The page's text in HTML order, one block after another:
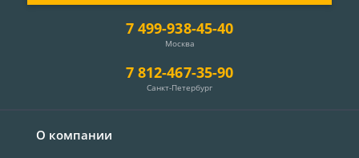
О компании
7 499-938-45-40
Москва
7 812-467-35-90
Санкт-Петербург